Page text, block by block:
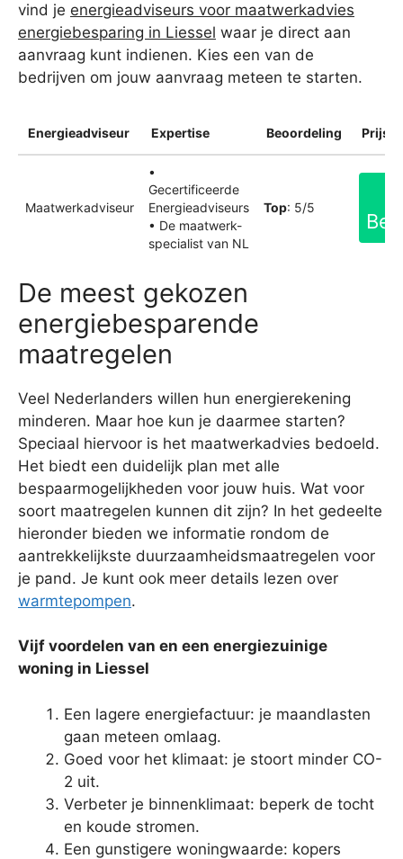
vind je energieadviseurs voor maatwerkadvies
energiebesparing in Liessel waar je direct aan
aanvraag kunt indienen. Kies een van de
bedrijven om jouw aanvraag meteen te starten.
Energieadviseur Expertise Beoordeling
Maatwerkadviseur
•
Gecertificeerde
Energieadviseurs
• De maatwerk-
specialist van NL
Top: 5/5
De meest gekozen
energiebesparende
maatregelen
Veel Nederlanders willen hun energierekening
minderen. Maar hoe kun je daarmee starten?
Speciaal hiervoor is het maatwerkadvies bedoeld.
Het biedt een duidelijk plan met alle
bespaarmogelijkheden voor jouw huis. Wat voor
soort maatregelen kunnen dit zijn? In het gedeelte
hieronder bieden we informatie rondom de
aantrekkelijkste duurzaamheidsmaatregelen voor
je pand. Je kunt ook meer details lezen over
warmtepompen.
Vijf voordelen van en een energiezuinige
woning in Liessel
Een lagere energiefactuur: je maandlasten
gaan meteen omlaag.
Goed voor het klimaat: je stoort minder CO-
2 uit.
Verbeter je binnenklimaat: beperk de tocht
en koude stromen.
Een gunstigere woningwaarde: kopers